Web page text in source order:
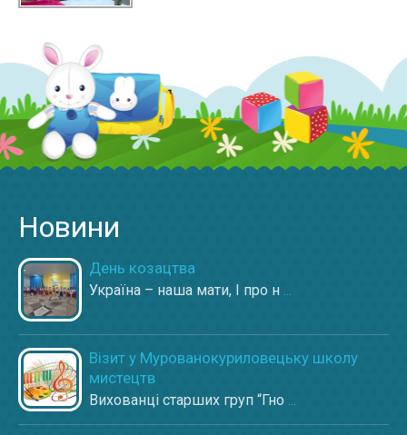
Новини
День козацтва
Україна – наша мати, І про н ...
Візит у Мурованокуриловецьку школу
мистецтв
Вихованці старших груп “Гно ...